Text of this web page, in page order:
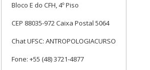
Bloco E do CFH, 4º Piso
CEP 88035-972 Caixa Postal 5064
Chat UFSC: ANTROPOLOGIACURSO
Fone: +55 (48) 3721-4877